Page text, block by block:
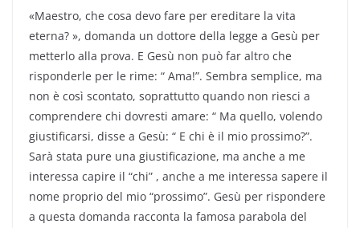
«Maestro, che cosa devo fare per ereditare la vita
eterna? », domanda un dottore della legge a Gesù per
metterlo alla prova. E Gesù non può far altro che
risponderle per le rime: “ Ama!”. Sembra semplice, ma
non è così scontato, soprattutto quando non riesci a
comprendere chi dovresti amare: “ Ma quello, volendo
giustificarsi, disse a Gesù: “ E chi è il mio prossimo?”.
Sarà stata pure una giustificazione, ma anche a me
interessa capire il “chi” , anche a me interessa sapere il
nome proprio del mio “prossimo”. Gesù per rispondere
a questa domanda racconta la famosa parabola del